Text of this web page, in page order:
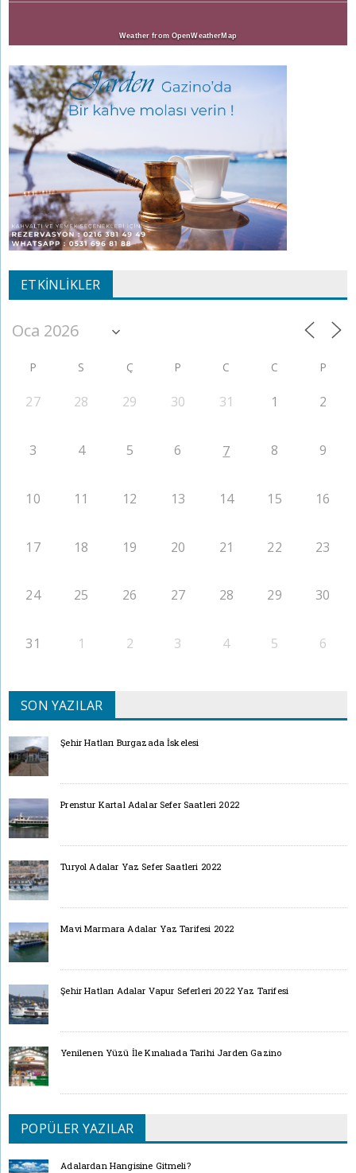
Weather from OpenWeatherMap
ETKINLIKLER
P S Ç P C C P
27 28 29 30 31 1 2
3 4 5 6 7 8 9
10 11 12 13 14 15 16
17 18 19 20 21 22 23
24 25 26 27 28 29 30
31 1 2 3 4 5 6
SON YAZILAR
Şehir Hatları Burgazada İskelesi
Prenstur Kartal Adalar Sefer Saatleri 2022
Turyol Adalar Yaz Sefer Saatleri 2022
Mavi Marmara Adalar Yaz Tarifesi 2022
Şehir Hatları Adalar Vapur Seferleri 2022 Yaz Tarifesi
Yenilenen Yüzü İle Kınalıada Tarihi Jarden Gazino
POPÜLER YAZILAR
Adalardan Hangisine Gitmeli?